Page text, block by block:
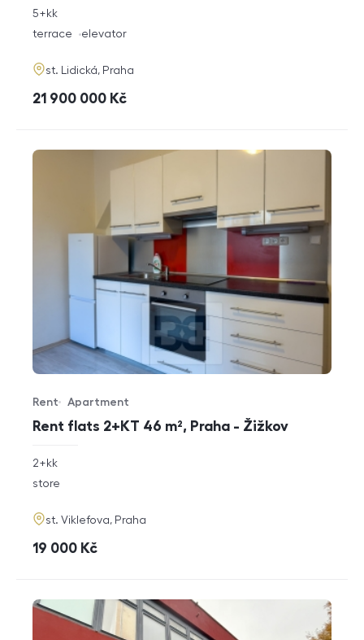
rozměry
5+kk
funkce
terrace elevator
adresa
st. Lidická, Praha
cena
21 900 000 Kč
Rent flats 2+KT 46 m², Praha - Žižkov
Offer type
Rent
Property type
Apartment
rozměry
2+kk
funkce
store
adresa
st. Viklefova, Praha
cena
19 000 Kč